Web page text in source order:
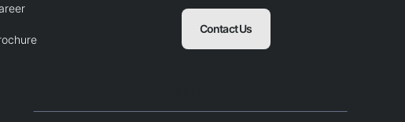
Contact Us